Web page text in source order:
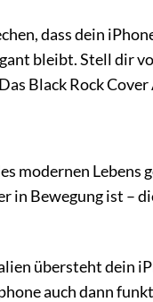
dass dein
bleibt. Stell dir
Black Rock
modernen Lebens
Bewegung ist –
übersteht dein
auch dann